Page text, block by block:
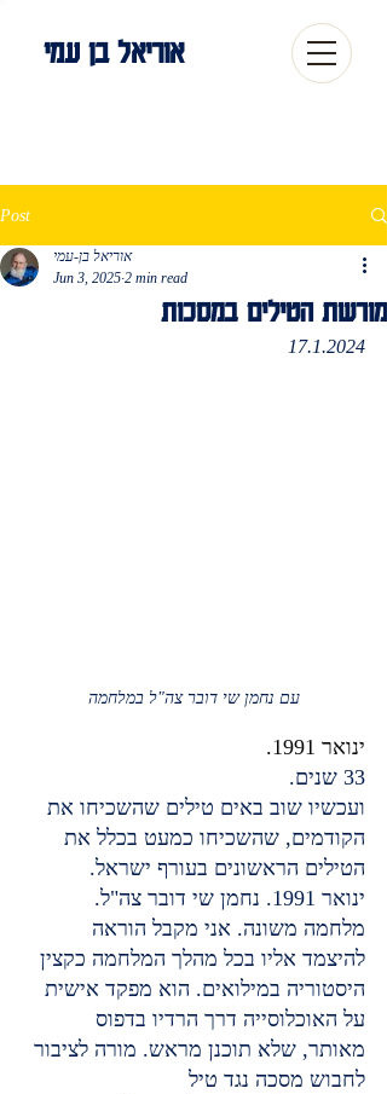
אוריאל בן עמי
Post
מורשת הטילים במסכות
אוריאל בן-עמי
Jun 3, 2025 2 min read
17.1.2024
עם נחמן שי דובר צה"ל במלחמה
ינואר 1991.
33 שנים.
ועכשיו שוב באים טילים שהשכיחו את
הקודמים, שהשכיחו כמעט בכלל את
הטילים הראשונים בעורף ישראל.
ינואר 1991. נחמן שי דובר צה"ל.
מלחמה משונה. אני מקבל הוראה
להיצמד אליו בכל מהלך המלחמה כקצין
היסטוריה במילואים. הוא מפקד אישית
על האוכלוסייה דרך הרדיו בדפוס
מאותר, שלא תוכנן מראש. מורה לציבור
לחבוש מסכה נגד טיל